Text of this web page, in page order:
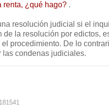
renta, ¿qué hago? .
resolución judicial si el
la resolución por edictos,
procedimiento. De lo
las condenas judiciales.